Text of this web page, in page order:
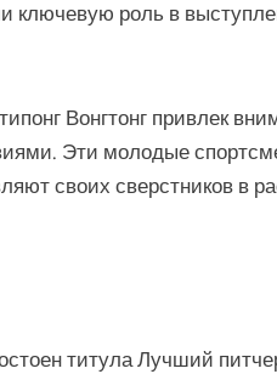
ключевую роль в
Вонгтонг привлек
Эти молодые
своих сверстников в
титула Лучший